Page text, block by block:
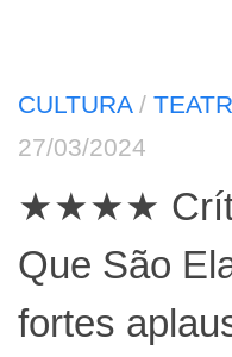
CULTURA/
27/03/2024
★★★★
Que São
fortes